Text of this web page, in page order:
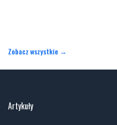
Zobacz wszystkie →
Artykuły